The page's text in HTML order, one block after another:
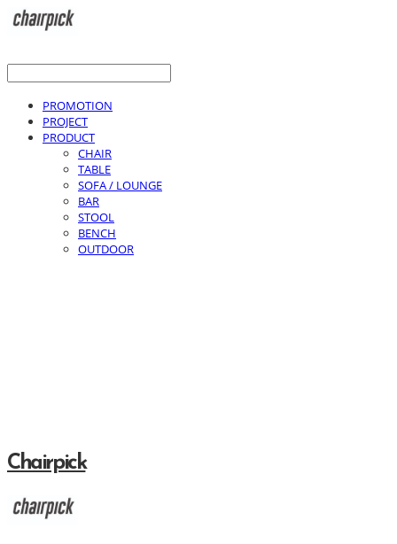
PROMOTION
PROJECT
PRODUCT
CHAIR
TABLE
SOFA / LOUNGE
BAR
STOOL
BENCH
OUTDOOR
Chairpick